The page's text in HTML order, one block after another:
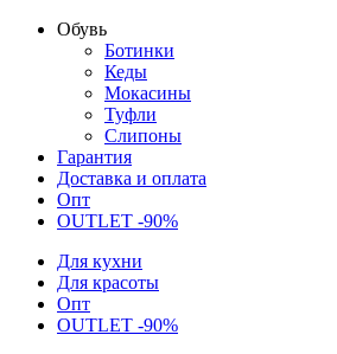
Обувь
Ботинки
Кеды
Мокасины
Туфли
Слипоны
Гарантия
Доставка и оплата
Опт
OUTLET -90%
Для кухни
Для красоты
Опт
OUTLET -90%